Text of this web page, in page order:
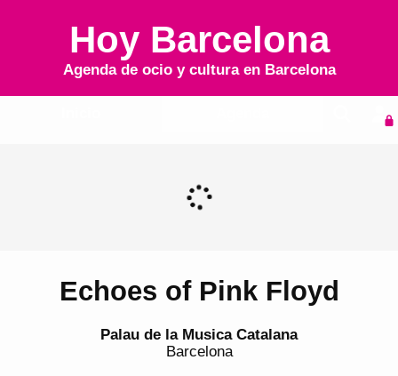
Hoy Barcelona
Agenda de ocio y cultura en Barcelona
Echoes of Pink Floyd
Palau de la Musica Catalana
Barcelona